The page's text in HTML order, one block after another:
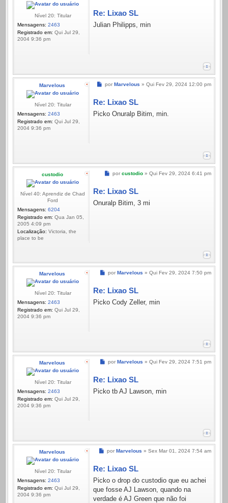
Nível 20: Titular
Mensagens: 2463
Registrado em: Qui Jul 29,
2004 9:36 pm
Re: Lixao SL
Julian Philipps, min
Marvelous
Nível 20: Titular
Mensagens: 2463
Registrado em: Qui Jul 29,
2004 9:36 pm
Mensagem
por Marvelous » Qui Fev 29, 2024 12:00 pm
Re: Lixao SL
Picko Onuralp Bitim, min.
custodio
Nível 40: Aprendiz de Chad
Ford
Mensagens: 6204
Registrado em: Qua Jan 05,
2005 4:09 pm
Localização: Victoria, the
place to be
Mensagem
por custodio » Qui Fev 29, 2024 6:41 pm
Re: Lixao SL
Onuralp Bitim, 3 mi
Marvelous
Nível 20: Titular
Mensagens: 2463
Registrado em: Qui Jul 29,
2004 9:36 pm
Mensagem
por Marvelous » Qui Fev 29, 2024 7:50 pm
Re: Lixao SL
Picko Cody Zeller, min
Marvelous
Nível 20: Titular
Mensagens: 2463
Registrado em: Qui Jul 29,
2004 9:36 pm
Mensagem
por Marvelous » Qui Fev 29, 2024 7:51 pm
Re: Lixao SL
Picko tb AJ Lawson, min
Marvelous
Nível 20: Titular
Mensagens: 2463
Registrado em: Qui Jul 29,
2004 9:36 pm
Mensagem
por Marvelous » Sex Mar 01, 2024 7:54 am
Re: Lixao SL
Picko o drop do custodio que eu achei
que fosse AJ Lawson, quando na
verdade é AJ Green que não foi